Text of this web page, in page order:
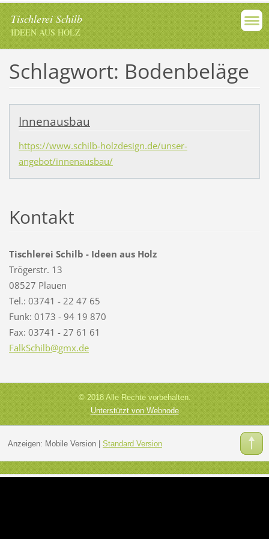
Tischlerei Schilb
IDEEN AUS HOLZ
Schlagwort: Bodenbeläge
Innenausbau
https://www.schilb-holzdesign.de/unser-
angebot/innenausbau/
Kontakt
Tischlerei Schilb - Ideen aus Holz
Trögerstr. 13
08527 Plauen
Tel.: 03741 - 22 47 65
Funk: 0173 - 94 19 870
Fax: 03741 - 27 61 61
FalkSchilb@gmx.de
© 2018 Alle Rechte vorbehalten.
Unterstützt von Webnode
Anzeigen: Mobile Version| Standard Version